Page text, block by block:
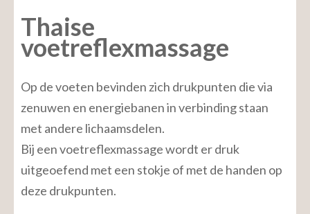
Thaise
voetreflexmassage
Op de voeten bevinden zich drukpunten die via
zenuwen en energiebanen in verbinding staan
met andere lichaamsdelen.
Bij een voetreflexmassage wordt er druk
uitgeoefend met een stokje of met de handen op
deze drukpunten.